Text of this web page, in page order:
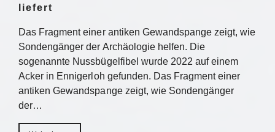
liefert
Das Fragment einer antiken Gewandspange zeigt, wie
Sondengänger der Archäologie helfen. Die
sogenannte Nussbügelfibel wurde 2022 auf einem
Acker in Ennigerloh gefunden. Das Fragment einer
antiken Gewandspange zeigt, wie Sondengänger
der…